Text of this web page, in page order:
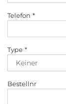
Telefon
Type
Bestellnr